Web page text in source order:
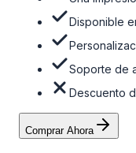
Disponible
Soporte de
Descuento
Comprar Ahora